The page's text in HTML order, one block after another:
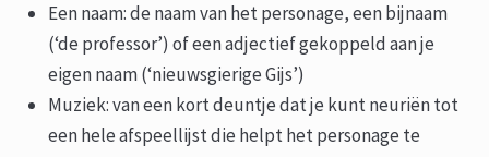
Een naam: de naam van het personage, een bijnaam
(‘de professor’) of een adjectief gekoppeld aan je
eigen naam (‘nieuwsgierige Gijs’)
Muziek: van een kort deuntje dat je kunt neuriën tot
een hele afspeellijst die helpt het personage te